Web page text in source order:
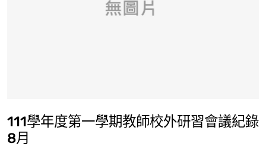
111學年度第一學期教師校外研習會議紀錄
8月